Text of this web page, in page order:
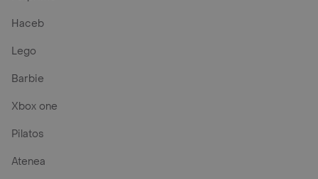
Haceb
Lego
Barbie
Xbox one
Pilatos
Atenea